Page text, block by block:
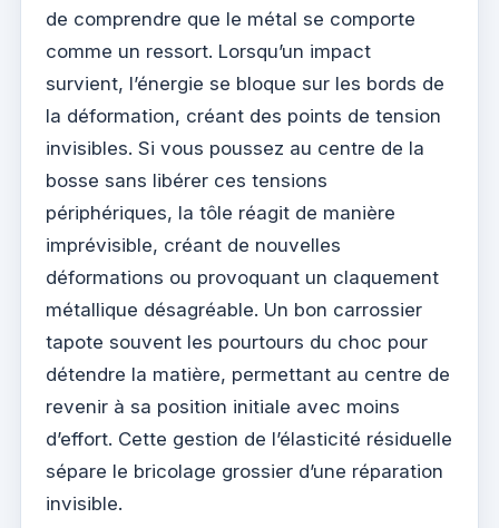
de comprendre que le métal se comporte
comme un ressort. Lorsqu’un impact
survient, l’énergie se bloque sur les bords de
la déformation, créant des points de tension
invisibles. Si vous poussez au centre de la
bosse sans libérer ces tensions
périphériques, la tôle réagit de manière
imprévisible, créant de nouvelles
déformations ou provoquant un claquement
métallique désagréable. Un bon carrossier
tapote souvent les pourtours du choc pour
détendre la matière, permettant au centre de
revenir à sa position initiale avec moins
d’effort. Cette gestion de l’élasticité résiduelle
sépare le bricolage grossier d’une réparation
invisible.